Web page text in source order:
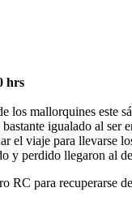
hrs
los mallorquines este
igualado al
el viaje para llevarse
y perdido llegaron al
RC para recuperarse